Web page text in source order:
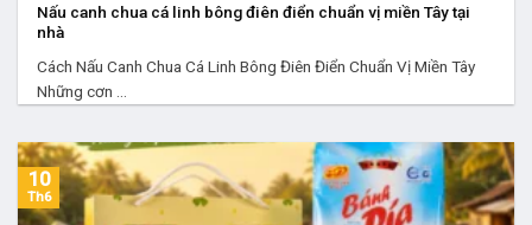
Nấu canh chua cá linh bông điên điển chuẩn vị miền Tây tại
nhà
Cách Nấu Canh Chua Cá Linh Bông Điên Điển Chuẩn Vị Miền Tây
Những cơn ...
10
Th6